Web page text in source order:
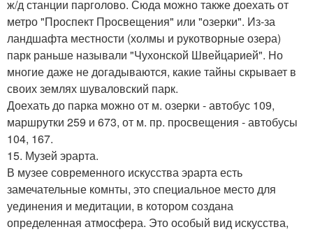
ж/д станции парголово. Сюда можно также доехать от
метро "Проспект Просвещения" или "озерки". Из-за
ландшафта местности (холмы и рукотворные озера)
парк раньше называли "Чухонской Швейцарией". Но
многие даже не догадываются, какие тайны скрывает в
своих землях шуваловский парк.
Доехать до парка можно от м. озерки - автобус 109,
маршрутки 259 и 673, от м. пр. просвещения - автобусы
104, 167.
15. Музей эрарта.
В музее современного искусства эрарта есть
замечательные комнты, это специальное место для
уединения и медитации, в котором создана
определенная атмосфера. Это особый вид искусства,